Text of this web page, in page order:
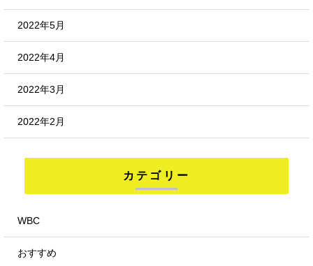
2022年5月
2022年4月
2022年3月
2022年2月
カテゴリー
WBC
おすすめ